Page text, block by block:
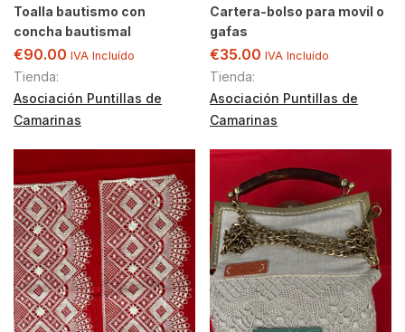
Toalla bautismo con
concha bautismal
€90.00 IVA Incluído
Tienda:
Asociación Puntillas de
Camarinas
Cartera-bolso para movil o
gafas
€35.00 IVA Incluído
Tienda:
Asociación Puntillas de
Camarinas